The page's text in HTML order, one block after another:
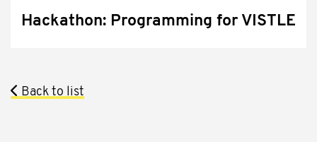
Hackathon: Programming for VISTLE
Back to list